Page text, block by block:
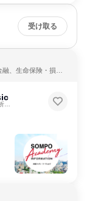
受け取る
、生命保険・損害